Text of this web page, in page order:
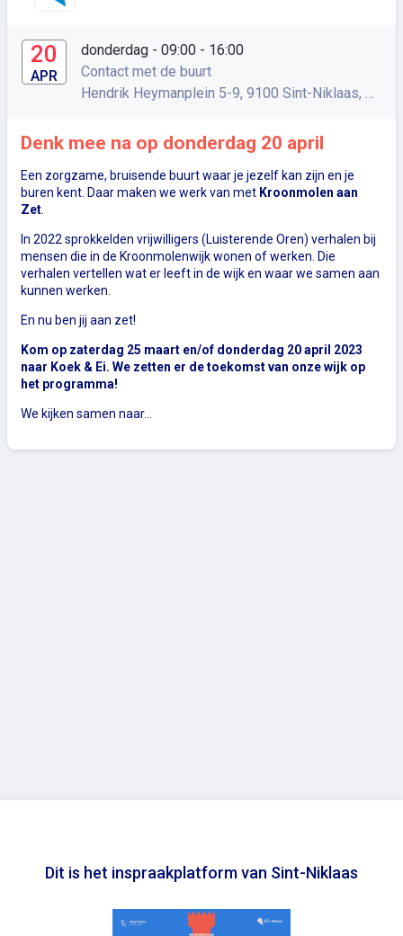
20
APR
donderdag - 09:00 - 16:00
Contact met de buurt
Hendrik Heymanplein 5-9, 9100 Sint-Niklaas, België
Denk mee na op donderdag 20 april
Een zorgzame, bruisende buurt waar je jezelf kan zijn en je
buren kent. Daar maken we werk van met Kroonmolen aan
Zet.
In 2022 sprokkelden vrijwilligers (Luisterende Oren) verhalen bij
mensen die in de Kroonmolenwijk wonen of werken. Die
verhalen vertellen wat er leeft in de wijk en waar we samen aan
kunnen werken.
En nu ben jij aan zet!
Kom op zaterdag 25 maart en/of donderdag 20 april 2023
naar Koek & Ei. We zetten er de toekomst van onze wijk op
het programma!
We kijken samen naar…
Dit is het inspraakplatform van Sint-Niklaas